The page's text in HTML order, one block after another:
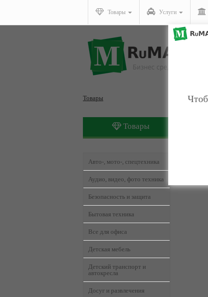
Товары Услуги
Товары
Товары
Авто-, мото-, спецтехника
Аудио, видео, фото техника
Безопасность и защита
Бытовая техника
Все для офиса
Детская мебель
Детский транспорт и
автокресла
Досуг и развлечения